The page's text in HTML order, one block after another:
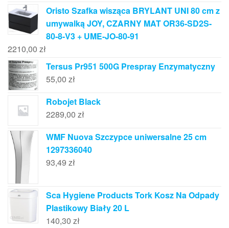
Oristo Szafka wisząca BRYLANT UNI 80 cm z
umywalką JOY, CZARNY MAT OR36-SD2S-
80-8-V3 + UME-JO-80-91
2210,00 zł
Tersus Pr951 500G Prespray Enzymatyczny
55,00 zł
Robojet Black
2289,00 zł
WMF Nuova Szczypce uniwersalne 25 cm
1297336040
93,49 zł
Sca Hygiene Products Tork Kosz Na Odpady
Plastikowy Biały 20 L
140,30 zł